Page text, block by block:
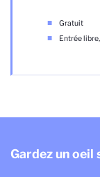
Gratuit
Entrée
Gardez un oeil